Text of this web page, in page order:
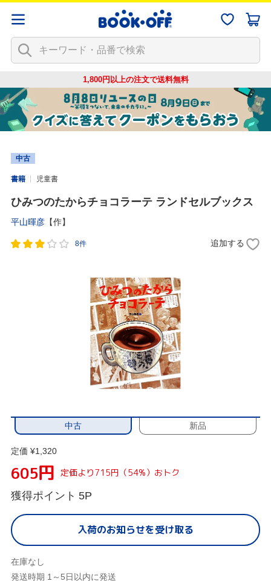
1,800円以上の注文で送料無料
中古
書籍 児童書
ひみつのたからチョコラーテ ランドセルブックス
平山暉彦 【作】
8件 追加する
中古 新品
定価 ¥1,320
605円 定価より715円（54%）おトク
獲得ポイント 5P
入荷のお知らせを受け取る
在庫なし
発送時期 1～5日以内に発送